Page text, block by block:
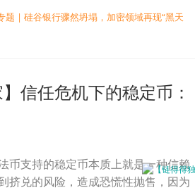
题 | 硅谷银行骤然坍塌，加密领域再现“黑天
】信任危机下的稳定币：
币支持的稳定币本质上就是一种信赖
挤兑的风险，造成恐慌性抛售，因为